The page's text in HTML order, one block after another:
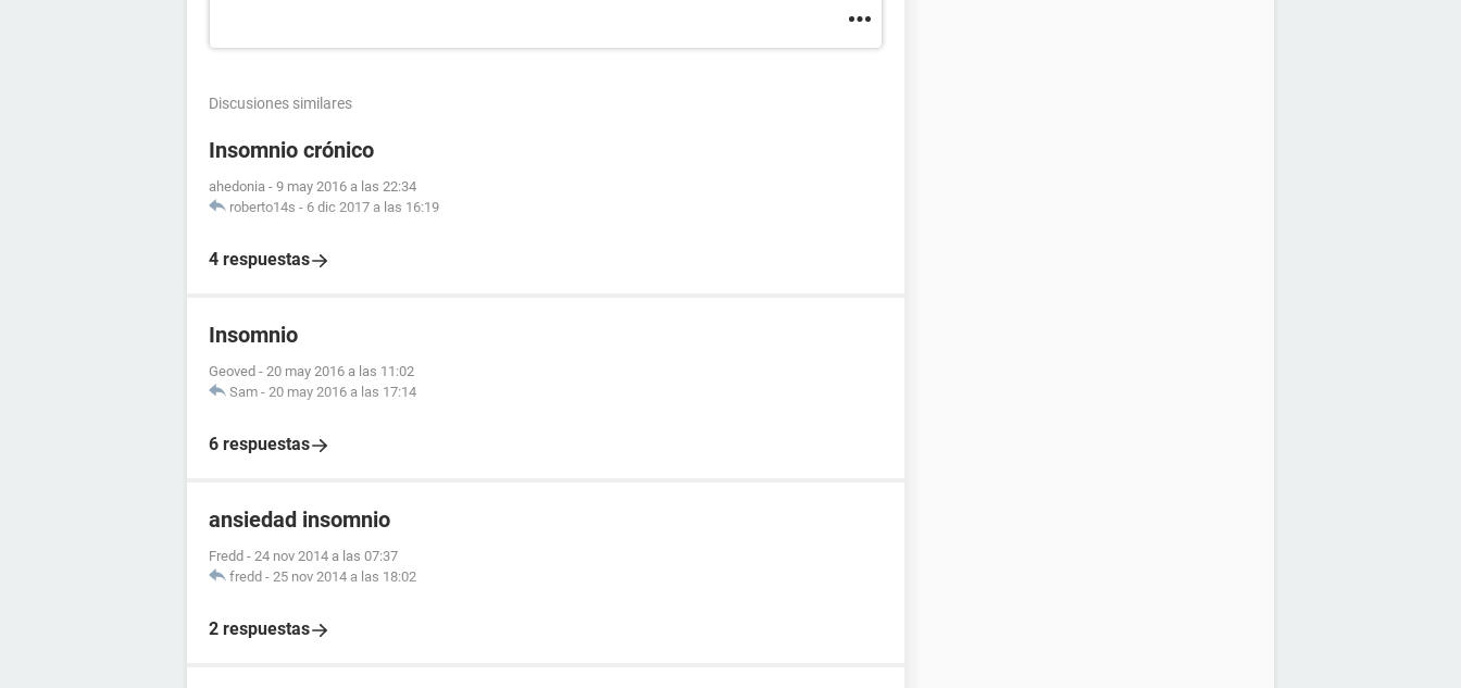
Discusiones similares
Insomnio crónico
ahedonia - 9 may 2016 a las 22:34
roberto14s - 6 dic 2017 a las 16:19
4 respuestas
Insomnio
Geoved - 20 may 2016 a las 11:02
Sam - 20 may 2016 a las 17:14
6 respuestas
ansiedad insomnio
Fredd - 24 nov 2014 a las 07:37
fredd - 25 nov 2014 a las 18:02
2 respuestas